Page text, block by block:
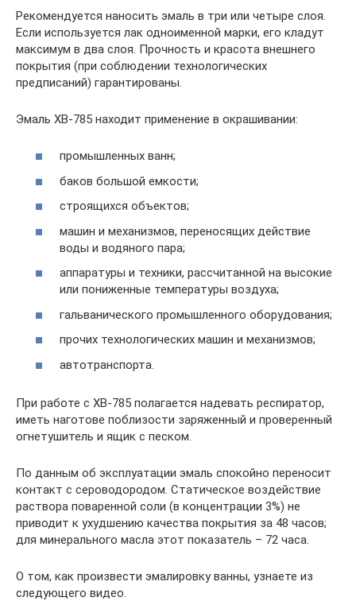
Рекомендуется наносить эмаль в три или четыре слоя.
Если используется лак одноименной марки, его кладут
максимум в два слоя. Прочность и красота внешнего
покрытия (при соблюдении технологических
предписаний) гарантированы.
Эмаль ХВ-785 находит применение в окрашивании:
промышленных ванн;
баков большой емкости;
строящихся объектов;
машин и механизмов, переносящих действие
воды и водяного пара;
аппаратуры и техники, рассчитанной на высокие
или пониженные температуры воздуха;
гальванического промышленного оборудования;
прочих технологических машин и механизмов;
автотранспорта.
При работе с ХВ-785 полагается надевать респиратор,
иметь наготове поблизости заряженный и проверенный
огнетушитель и ящик с песком.
По данным об эксплуатации эмаль спокойно переносит
контакт с сероводородом. Статическое воздействие
раствора поваренной соли (в концентрации 3%) не
приводит к ухудшению качества покрытия за 48 часов;
для минерального масла этот показатель – 72 часа.
О том, как произвести эмалировку ванны, узнаете из
следующего видео.